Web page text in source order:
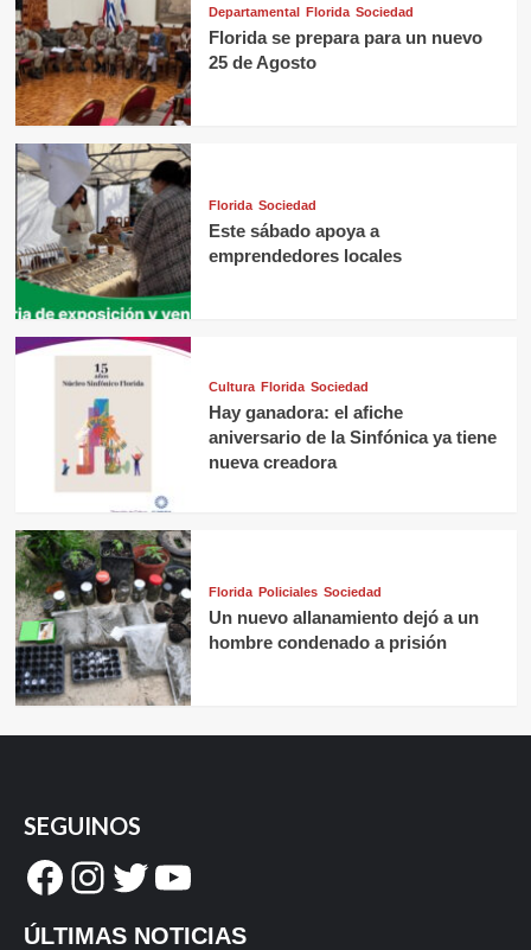
Departamental Florida Sociedad
Florida se prepara para un nuevo
25 de Agosto
Florida Sociedad
Este sábado apoya a
emprendedores locales
Cultura Florida Sociedad
Hay ganadora: el afiche
aniversario de la Sinfónica ya tiene
nueva creadora
Florida Policiales Sociedad
Un nuevo allanamiento dejó a un
hombre condenado a prisión
SEGUINOS
Facebook
Instagram
Twitter
YouTube
ÚLTIMAS NOTICIAS